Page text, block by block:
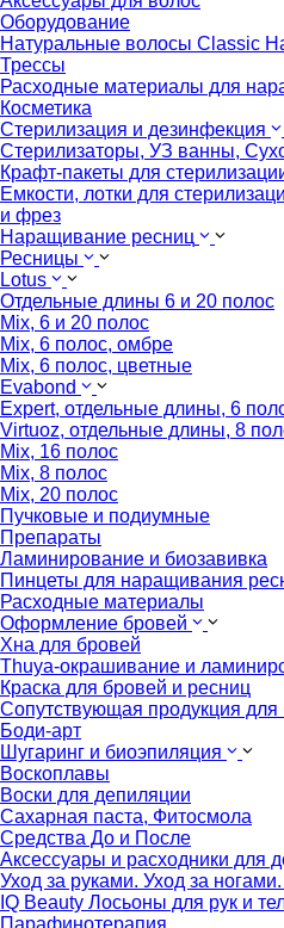
Оборудование
Натуральные волосы Classic
Трессы
Расходные материалы для
Косметика
Стерилизация и дезинфекция
Стерилизаторы, УЗ ванны,
Крафт-пакеты для
Емкости, лотки для
и фрез
Наращивание ресниц
Ресницы
Lotus
Отдельные длины 6 и 20 полос
Mix, 6 и 20 полос
Mix, 6 полос, омбре
Mix, 6 полос, цветные
Evabond
Expert, отдельные длины, 6
Virtuoz, отдельные длины, 8
Mix, 16 полос
Mix, 8 полос
Mix, 20 полос
Пучковые и подиумные
Препараты
Ламинирование и биозавивка
Пинцеты для наращивания
Расходные материалы
Оформление бровей
Хна для бровей
Thuya-окрашивание и
Краска для бровей и ресниц
Сопутствующая продукция для
Боди-арт
Шугаринг и биоэпиляция
Воскоплавы
Воски для депиляции
Сахарная паста, Фитосмола
Средства До и После
Аксессуары и расходники для
Уход за руками. Уход за ногами.
IQ Beauty Лосьоны для рук и
Парафинотерапия